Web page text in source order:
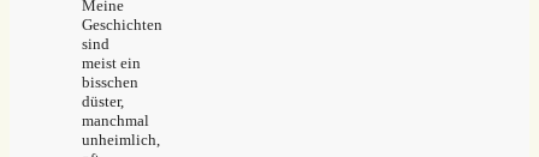
Meine
Geschichten
sind
meist ein
bisschen
düster,
manchmal
unheimlich,